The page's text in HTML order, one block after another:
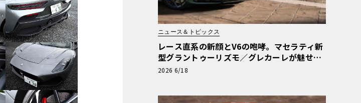
ニュース＆トピックス
レース直系の新顔とV6の咆哮。マセラティ新
型グラントゥーリズモ／グレカーレが魅せる
「気品と狂気」のイタリアンGT
2026 6/18